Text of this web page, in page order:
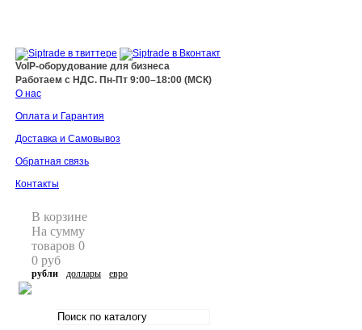
VoIP-оборудование для бизнеса
Работаем с НДС. Пн-Пт 9:00–18:00 (МСК)
О нас
Оплата и Гарантия
Доставка и Самовывоз
Обратная связь
Контакты
В корзине
На сумму
товаров 0
0 руб
рубли доллары евро